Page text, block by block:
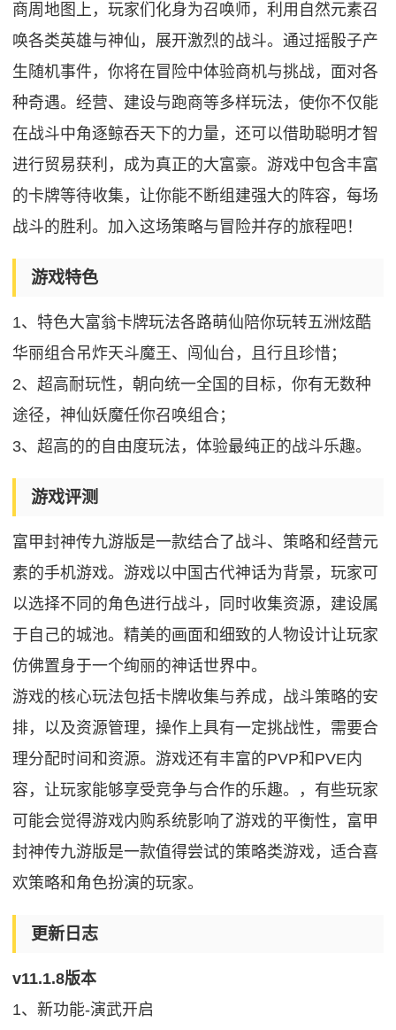
商周地图上，玩家们化身为召唤师，利用自然元素召
唤各类英雄与神仙，展开激烈的战斗。通过摇骰子产
生随机事件，你将在冒险中体验商机与挑战，面对各
种奇遇。经营、建设与跑商等多样玩法，使你不仅能
在战斗中角逐鲸吞天下的力量，还可以借助聪明才智
进行贸易获利，成为真正的大富豪。游戏中包含丰富
的卡牌等待收集，让你能不断组建强大的阵容，每场
战斗的胜利。加入这场策略与冒险并存的旅程吧！
游戏特色
1、特色大富翁卡牌玩法各路萌仙陪你玩转五洲炫酷
华丽组合吊炸天斗魔王、闯仙台，且行且珍惜；
2、超高耐玩性，朝向统一全国的目标，你有无数种
途径，神仙妖魔任你召唤组合；
3、超高的的自由度玩法，体验最纯正的战斗乐趣。
游戏评测
富甲封神传九游版是一款结合了战斗、策略和经营元
素的手机游戏。游戏以中国古代神话为背景，玩家可
以选择不同的角色进行战斗，同时收集资源，建设属
于自己的城池。精美的画面和细致的人物设计让玩家
仿佛置身于一个绚丽的神话世界中。
游戏的核心玩法包括卡牌收集与养成，战斗策略的安
排，以及资源管理，操作上具有一定挑战性，需要合
理分配时间和资源。游戏还有丰富的PVP和PVE内
容，让玩家能够享受竞争与合作的乐趣。，有些玩家
可能会觉得游戏内购系统影响了游戏的平衡性，富甲
封神传九游版是一款值得尝试的策略类游戏，适合喜
欢策略和角色扮演的玩家。
更新日志
v11.1.8版本
1、新功能-演武开启